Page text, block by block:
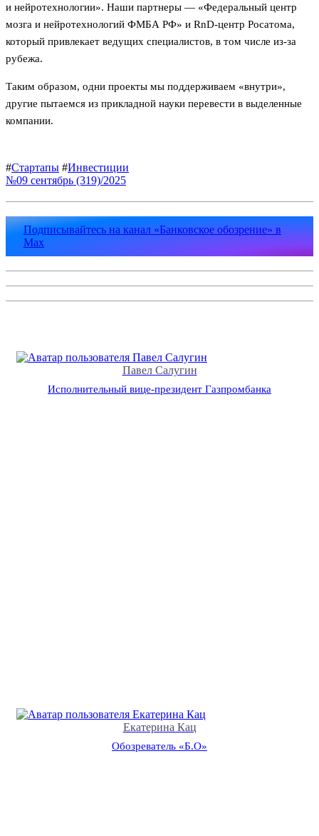
и нейротехнологии». Наши партнеры — «Федеральный центр
мозга и нейротехнологий ФМБА РФ» и RnD-центр Росатома,
который привлекает ведущих специалистов, в том числе из-за
рубежа.
Таким образом, одни проекты мы поддерживаем «внутри»,
другие пытаемся из прикладной науки перевести в выделенные
компании.
#Стартапы #Инвестиции
№09 сентябрь (319)/2025
Подписывайтесь на канал «Банковское обозрение» в
Max
Павел Салугин
Исполнительный вице-президент Газпромбанка
Екатерина Кац
Обозреватель «Б.О»